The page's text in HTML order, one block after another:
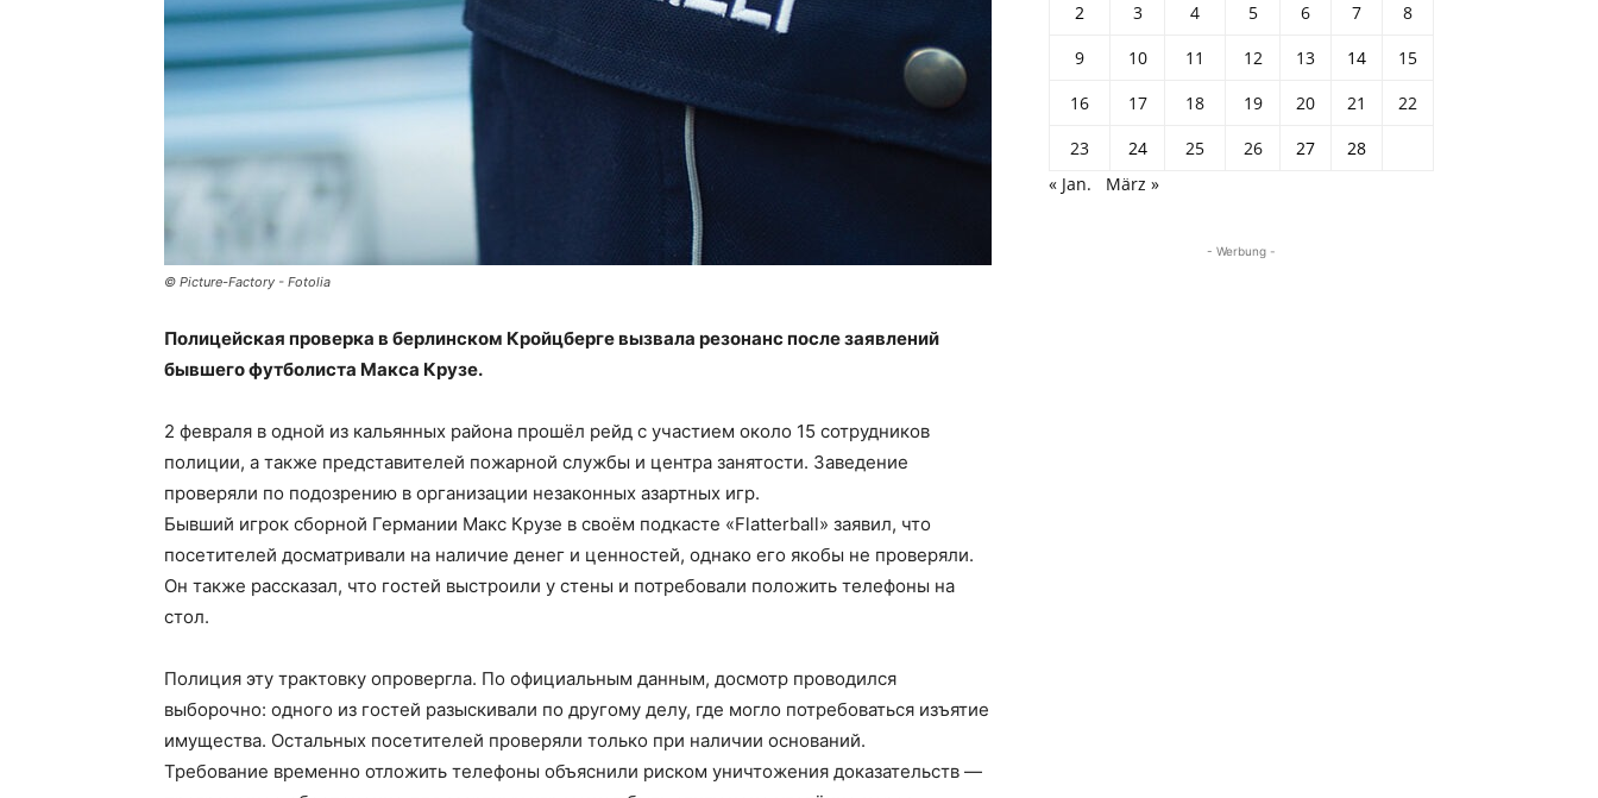
© Picture-Factory - Fotolia
Полицейская проверка в берлинском Кройцберге вызвала резонанс после заявлений
бывшего футболиста Макса Крузе.
2 февраля в одной из кальянных района прошёл рейд с участием около 15 сотрудников
полиции, а также представителей пожарной службы и центра занятости. Заведение
проверяли по подозрению в организации незаконных азартных игр.
Бывший игрок сборной Германии Макс Крузе в своём подкасте «Flatterball» заявил, что
посетителей досматривали на наличие денег и ценностей, однако его якобы не проверяли.
Он также рассказал, что гостей выстроили у стены и потребовали положить телефоны на
стол.
Полиция эту трактовку опровергла. По официальным данным, досмотр проводился
выборочно: одного из гостей разыскивали по другому делу, где могло потребоваться изъятие
имущества. Остальных посетителей проверяли только при наличии оснований.
Требование временно отложить телефоны объяснили риском уничтожения доказательств —
2
3 4 5 6 7
8
9
10 11 12 13 14
15
16
17 18 19 20 21
22
23
24 25 26 27
28
« Jan.
März »
- Werbung -